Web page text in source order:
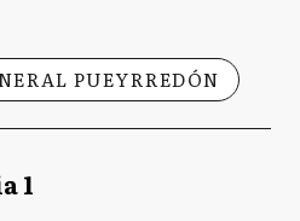
PUEYRREDÓN
1